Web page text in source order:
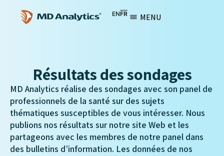
ENFR MENU
Résultats des sondages
MD Analytics réalise des sondages avec son panel de
professionnels de la santé sur des sujets
thématiques susceptibles de vous intéresser. Nous
publions nos résultats sur notre site Web et les
partageons avec les membres de notre panel dans
des bulletins d’information. Les données de nos